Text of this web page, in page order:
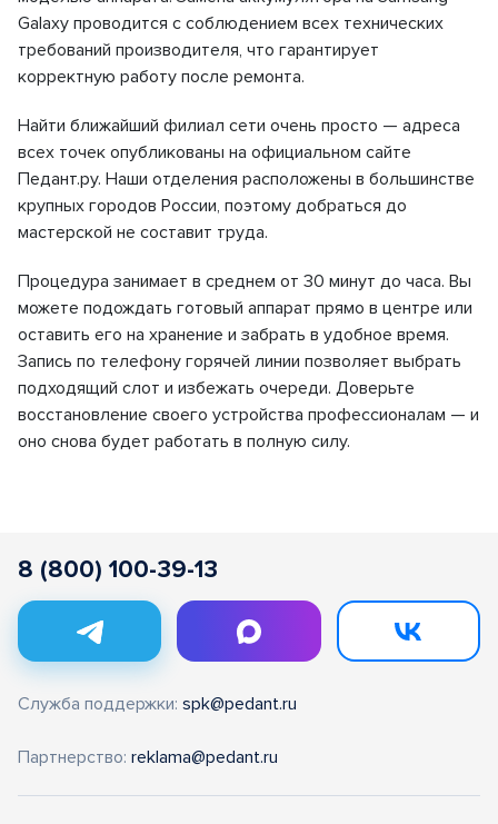
Galaxy проводится с соблюдением всех технических
требований производителя, что гарантирует
корректную работу после ремонта.
Найти ближайший филиал сети очень просто — адреса
всех точек опубликованы на официальном сайте
Педант.ру. Наши отделения расположены в большинстве
крупных городов России, поэтому добраться до
мастерской не составит труда.
Процедура занимает в среднем от 30 минут до часа. Вы
можете подождать готовый аппарат прямо в центре или
оставить его на хранение и забрать в удобное время.
Запись по телефону горячей линии позволяет выбрать
подходящий слот и избежать очереди. Доверьте
восстановление своего устройства профессионалам — и
оно снова будет работать в полную силу.
8 (800) 100-39-13
Служба поддержки: spk@pedant.ru
Партнерство: reklama@pedant.ru